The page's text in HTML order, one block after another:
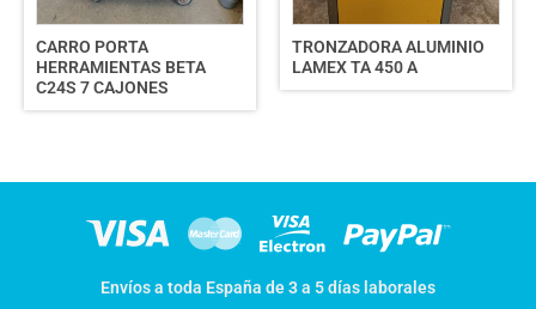
CARRO PORTA
HERRAMIENTAS BETA
C24S 7 CAJONES
TRONZADORA ALUMINIO
LAMEX TA 450 A
Envíos a toda España de 3 a 5 días laborales